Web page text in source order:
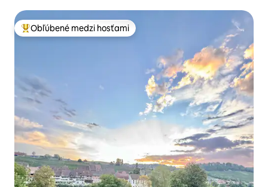
Najobľúbenejšie medzi hosťami
Obľúbené medzi hosťami